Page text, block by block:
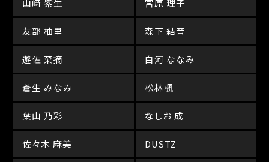
山﨑 紫生 宮原 理子
友部 柚里 森下 結音
遊佐 菜摘 白河 ななみ
蒼生 みなみ 松林楓
葉山 乃彩 なしお 成
佐々木 麻美 DUSTZ